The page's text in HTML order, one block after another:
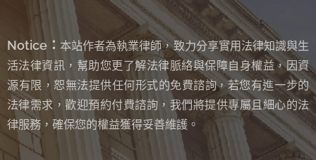
Notice： 本站作者為執業律師，致力分享實用法律知識與生
活法律資訊，幫助您更了解法律脈絡與保障自身權益，因資
源有限，恕無法提供任何形式的免費諮詢， 若您有進一步的
法律需求，歡迎預約付費諮詢，我們將提供專屬且細心的法
律服務，確保您的權益獲得妥善維護。